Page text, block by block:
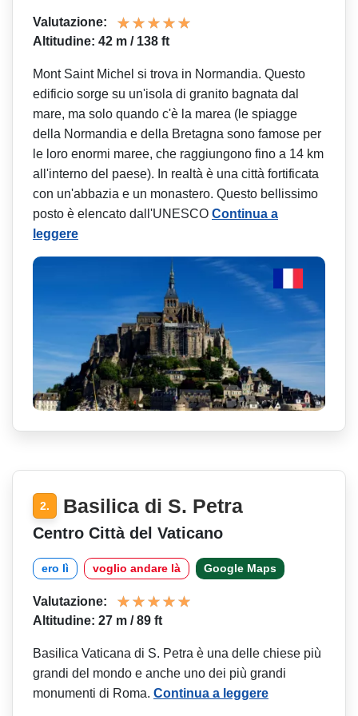
Valutazione:
Altitudine: 42 m / 138 ft
Mont Saint Michel si trova in Normandia. Questo
edificio sorge su un'isola di granito bagnata dal
mare, ma solo quando c'è la marea (le spiagge
della Normandia e della Bretagna sono famose per
le loro enormi maree, che raggiungono fino a 14 km
all'interno del paese). In realtà è una città fortificata
con un'abbazia e un monastero. Questo bellissimo
posto è elencato dall'UNESCO Continua a
leggere
2. Basilica di S. Petra
Centro Città del Vaticano
ero lì voglio andare là Google Maps
Valutazione:
Altitudine: 27 m / 89 ft
Basilica Vaticana di S. Petra è una delle chiese più
grandi del mondo e anche uno dei più grandi
monumenti di Roma. Continua a leggere